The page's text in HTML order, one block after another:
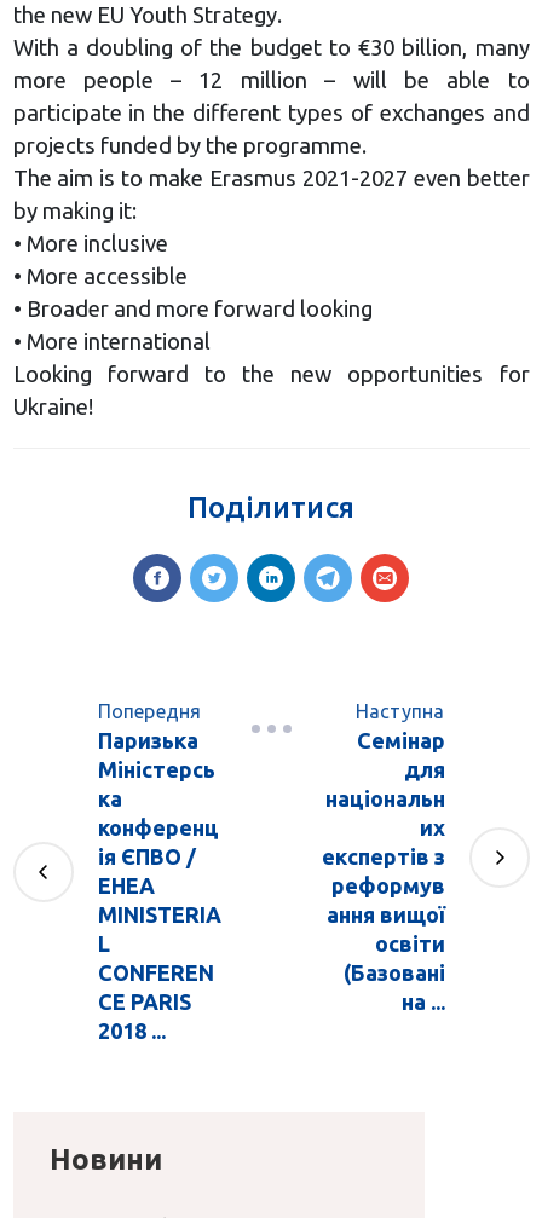
the new EU Youth Strategy.
With a doubling of the budget to €30 billion, many
more people – 12 million – will be able to
participate in the different types of exchanges and
projects funded by the programme.
The aim is to make Erasmus 2021-2027 even better
by making it:
• More inclusive
• More accessible
• Broader and more forward looking
• More international
Looking forward to the new opportunities for
Ukraine!
Поділитися
Попередня
Паризька
Міністерсь
ка
конференц
ія ЄПВО /
EHEA
MINISTERIA
L
CONFEREN
CE PARIS
2018 ...
Наступна
Семінар
для
національн
их
експертів з
реформув
ання вищої
освіти
(Базовані
на ...
Новини